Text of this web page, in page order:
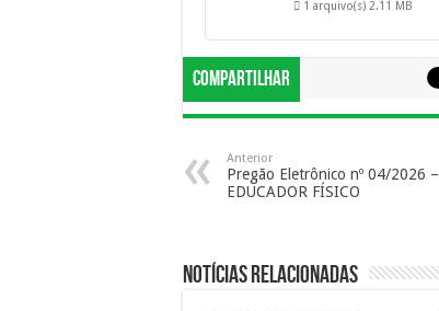
1 arquivo(s) 2.11 MB
Compartilhar
Anterior
Pregão Eletrônico nº 04/2026 –
EDUCADOR FÍSICO
Notícias Relacionadas